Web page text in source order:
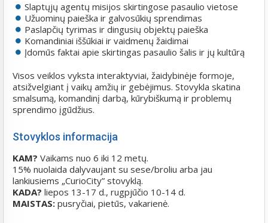
Slaptųjų agentų misijos skirtingose pasaulio vietose
Užuominų paieška ir galvosūkių sprendimas
Paslapčių tyrimas ir dingusių objektų paieška
Komandiniai iššūkiai ir vaidmenų žaidimai
Įdomūs faktai apie skirtingas pasaulio šalis ir jų kultūrą
Visos veiklos vyksta interaktyviai, žaidybinėje formoje,
atsižvelgiant į vaikų amžių ir gebėjimus. Stovykla skatina
smalsumą, komandinį darbą, kūrybiškumą ir problemų
sprendimo įgūdžius.
Stovyklos informacija
KAM? Vaikams nuo 6 iki 12 metų.
15% nuolaida dalyvaujant su sese/broliu arba jau
lankiusiems „CurioCity” stovyklą.
KADA? liepos 13-17 d., rugpjūčio 10-14 d.
MAISTAS: pusryčiai, pietūs, vakarienė.